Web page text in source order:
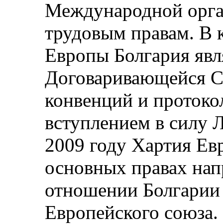
Международной
трудовым правам. В
Европы Болгария
Договаривающейся
конвенций и
вступлением в силу
2009 году Хартия
основных правах
отношении Болгарии
Европейского союза.